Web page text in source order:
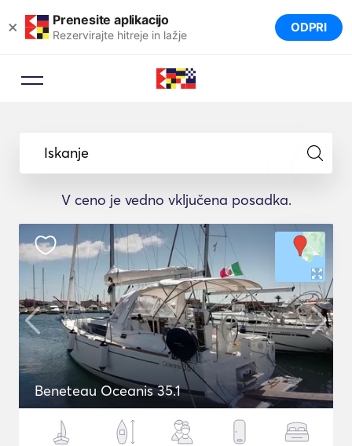
× Prenesite aplikacijo
Rezervirajte hitreje in lažje ODPRI
Iskanje
V ceno je vedno vključena posadka.
Beneteau Oceanis 35.1